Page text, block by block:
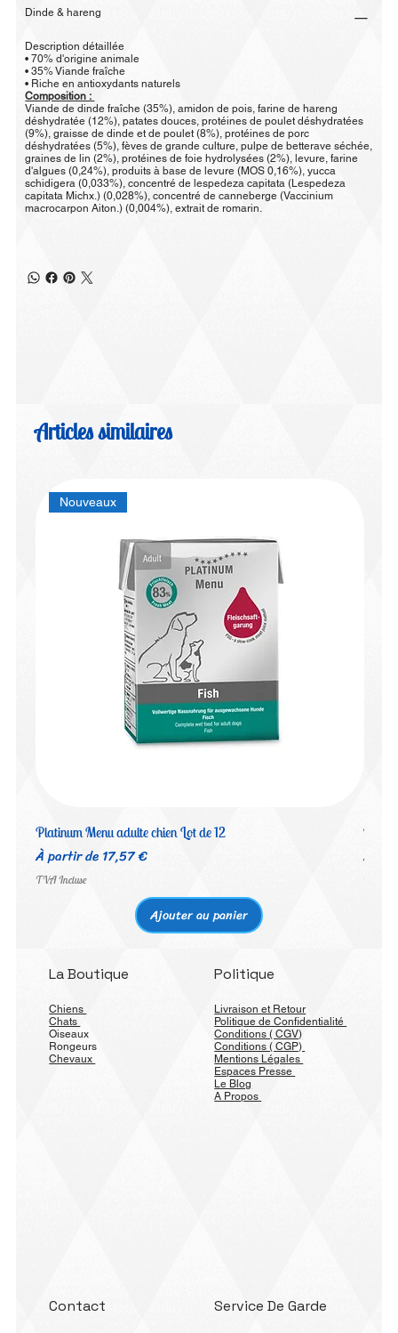
Dinde & hareng
Description détaillée
• 70% d'origine animale
• 35% Viande fraîche
• Riche en antioxydants naturels
Composition :
Viande de dinde fraîche (35%), amidon de pois, farine de hareng
déshydratée (12%), patates douces, protéines de poulet déshydratées
(9%), graisse de dinde et de poulet (8%), protéines de porc
déshydratées (5%), fèves de grande culture, pulpe de betterave séchée,
graines de lin (2%), protéines de foie hydrolysées (2%), levure, farine
d'algues (0,24%), produits à base de levure (MOS 0,16%), yucca
schidigera (0,033%), concentré de lespedeza capitata (Lespedeza
capitata Michx.) (0,028%), concentré de canneberge (Vaccinium
macrocarpon Aiton.) (0,004%), extrait de romarin.
Articles similaires
Nouveaux
Platinum Menu adulte chien Lot de 12
À partir de17,57 €
Prix promotionnel
TVA Incluse
Ajouter au panier
À
Prix
TVA
La Boutique
Chiens
Chats
Oiseaux
Rongeurs
Chevaux
Politique
Livraison et Retour
Politique de Confidentialité
Conditions ( CGV)
Conditions ( CGP)
Mentions Légales
Espaces Presse
Le Blog
A Propos
Contact Service De Garde